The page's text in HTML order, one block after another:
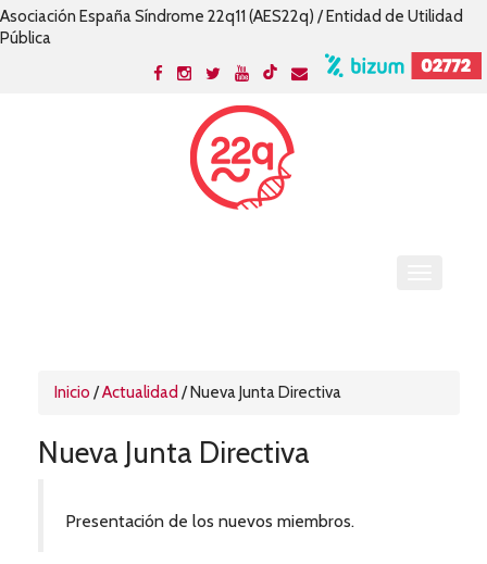
Asociación España Síndrome 22q11 (AES22q) / Entidad de Utilidad
Pública
Inicio /Actualidad /Nueva Junta Directiva
Nueva Junta Directiva
Presentación de los nuevos miembros.